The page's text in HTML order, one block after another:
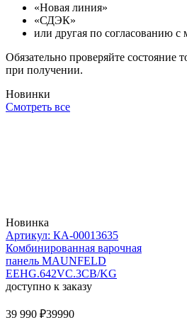
«Новая линия»
«СДЭК»
или другая по согласованию с
Обязательно проверяйте состояние
при получении.
Новинки
Смотреть все
Новинка
Артикул: КА-00013635
Комбинированная варочная
панель MAUNFELD
EEHG.642VC.3CB/KG
доступно к заказу
39 990 ₽39990